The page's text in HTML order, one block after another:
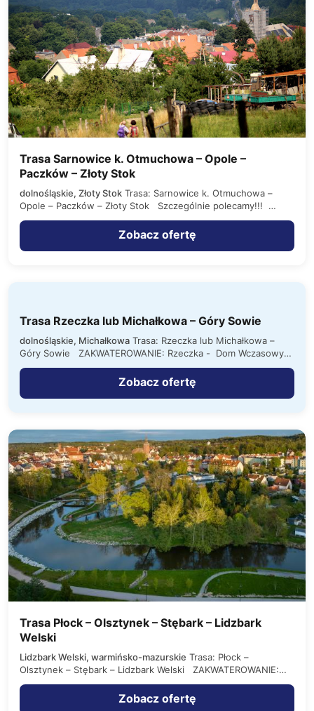
Trasa Sarnowice k. Otmuchowa – Opole –
Paczków – Złoty Stok
dolnośląskie, Złoty Stok
Opole – Paczków – Złoty Stok Szczególnie polecamy!!! …
Zobacz ofertę
Trasa Rzeczka lub Michałkowa – Góry Sowie
dolnośląskie, Michałkowa
Góry Sowie ZAKWATEROWANIE: Rzeczka - Dom Wczasowy
„Sowia Grapa” . 18…
Zobacz ofertę
Trasa Płock – Olsztynek – Stębark – Lidzbark
Welski
Lidzbark Welski, warmińsko-mazurskie
Olsztynek – Stębark – Lidzbark Welski ZAKWATEROWANIE:
1. Lidzbark Welski - Ośrodek…
Zobacz ofertę